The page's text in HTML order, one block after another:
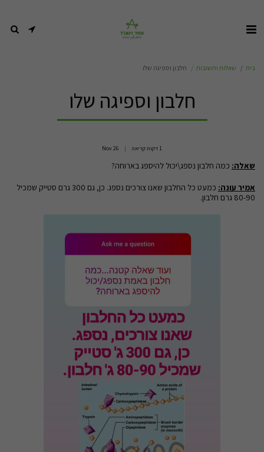
בית שאלות ותשובות חלבון וספיגה שלו
חלבון וספיגה שלו
1 דקות קריאה 26
Nov
שאלה: כמה חלבון נספג\יכול להיספג בארוחה?
אמיר עונה:
כמעט כל החלבון שאנו צורכים נספג. כן, גם 300 גרם סטייק שמכיל
80-90 גרם חלבון.